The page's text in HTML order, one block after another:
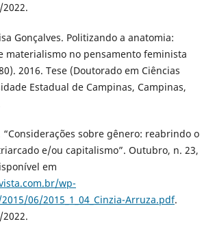
Gonçalves. Politizando a anatomia:
materialismo no pensamento feminista
2016. Tese (Doutorado em Ciências
Estadual de Campinas, Campinas,
“Considerações sobre gênero: reabrindo o
e/ou capitalismo”. Outubro, n. 23,
em
wp-
06/2015_1_04_Cinzia-Arruza.pdf.